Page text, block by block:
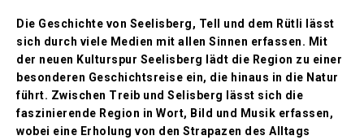
Die Geschichte von Seelisberg, Tell und dem Rütli lässt
sich durch viele Medien mit allen Sinnen erfassen. Mit
der neuen Kulturspur Seelisberg lädt die Region zu einer
besonderen Geschichtsreise ein, die hinaus in die Natur
führt. Zwischen Treib und Selisberg lässt sich die
faszinierende Region in Wort, Bild und Musik erfassen,
wobei eine Erholung von den Strapazen des Alltags